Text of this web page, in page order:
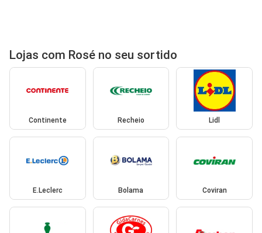
Lojas com Rosé no seu sortido
Continente Recheio Lidl
E.Leclerc Bolama Coviran